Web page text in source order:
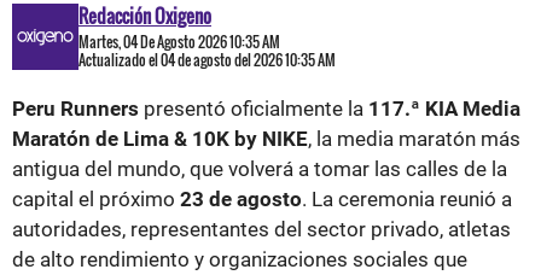
Redacción Oxigeno
Martes, 04 De Agosto 2026 10:35 AM
Actualizado el 04 de agosto del 2026 10:35 AM
Peru Runners presentó oficialmente la 117.ª KIA Media
Maratón de Lima & 10K by NIKE, la media maratón más
antigua del mundo, que volverá a tomar las calles de la
capital el próximo 23 de agosto. La ceremonia reunió a
autoridades, representantes del sector privado, atletas
de alto rendimiento y organizaciones sociales que